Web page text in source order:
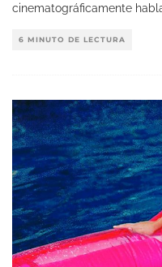
cinematográficamente
6 MINUTO DE LECTURA